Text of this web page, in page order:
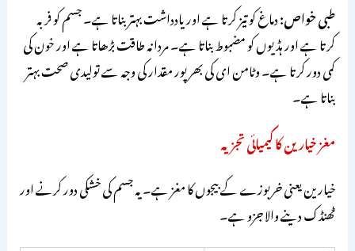
طبی خواص:دماغ کو تیز کرتا ہے اور یادداشت بہتر بناتا ہے۔ جسم کو فربہ
کرتا ہے اور ہڈیوں کو مضبوط بناتا ہے۔ مردانہ طاقت بڑھاتا ہے اور خون کی
کمی دور کرتا ہے۔ وٹامن ای کی بھرپور مقدار کی وجہ سے تولیدی صحت بہتر
بناتا ہے۔
مغز خیارین کا کیمیائی تجزیہ
خیارین یعنی خربوزے کے بیجوں کا مغز ہے۔ یہ جسم کی خشکی دور کرنے اور
ٹھنڈک دینے والا جزو ہے۔